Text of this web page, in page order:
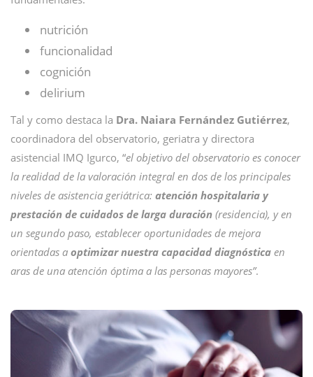
nutrición
funcionalidad
cognición
delirium
Tal y como destaca la Dra. Naiara Fernández Gutiérrez,
coordinadora del observatorio, geriatra y directora
asistencial IMQ Igurco, “el objetivo del observatorio es conocer
la realidad de la valoración integral en dos de los principales
niveles de asistencia geriátrica: atención hospitalaria y
prestación de cuidados de larga duración (residencia), y en
un segundo paso, establecer oportunidades de mejora
orientadas a optimizar nuestra capacidad diagnóstica en
aras de una atención óptima a las personas mayores”.